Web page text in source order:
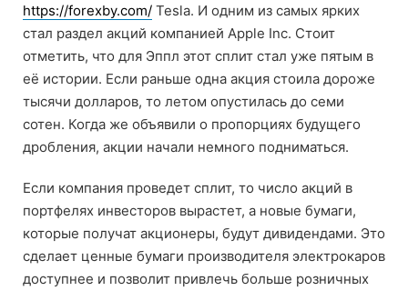
https://forexby.com/ Tesla. И одним из самых ярких
стал раздел акций компанией Apple Inc. Стоит
отметить, что для Эппл этот сплит стал уже пятым в
её истории. Если раньше одна акция стоила дороже
тысячи долларов, то летом опустилась до семи
сотен. Когда же объявили о пропорциях будущего
дробления, акции начали немного подниматься.
Если компания проведет сплит, то число акций в
портфелях инвесторов вырастет, а новые бумаги,
которые получат акционеры, будут дивидендами. Это
сделает ценные бумаги производителя электрокаров
доступнее и позволит привлечь больше розничных